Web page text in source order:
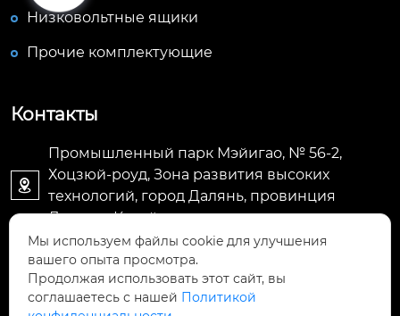
Низковольтные ящики
Прочие комплектующие
Контакты

Промышленный парк Мэйигао, № 56-2,
Хоцзюй-роуд, Зона развития высоких
технологий, город Далянь, провинция
Ляонин, Китай
 E-mail: jacky@meygo.cn
+8613795170776
Мы используем файлы cookie для улучшения
вашего опыта просмотра.
Продолжая использовать этот сайт, вы
соглашаетесь с нашей Политикой